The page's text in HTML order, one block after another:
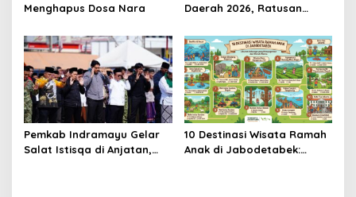
Menghapus Dosa Nara
Daerah 2026, Ratusan
Pemkab Indramayu Gelar
Salat Istisqa di Anjatan,
10 Destinasi Wisata Ramah
Anak di Jabodetabek: